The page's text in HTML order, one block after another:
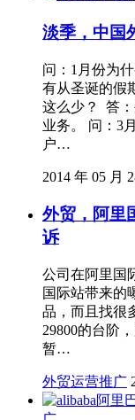
淡季，中国
问：1月份为
有从圣诞的假
这么少？ 答
业务。 问：3
户…
2014 年 05 月
外贸，阿里
诉
公司在阿里国
国际站带来的
品，而且找很
29800的台阶
暂…
外贸运营推广